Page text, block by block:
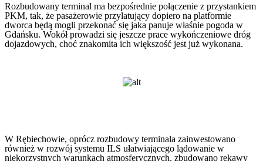
Rozbudowany terminal ma bezpośrednie połączenie z przystankiem
PKM, tak, że pasażerowie przylatujący dopiero na platformie
dworca będą mogli przekonać się jaka panuje właśnie pogoda w
Gdańsku. Wokół prowadzi się jeszcze prace wykończeniowe dróg
dojazdowych, choć znakomita ich większość jest już wykonana.
W Rębiechowie, oprócz rozbudowy terminala zainwestowano
również w rozwój systemu ILS ułatwiającego lądowanie w
niekorzystnych warunkach atmosferycznych, zbudowano rękawy